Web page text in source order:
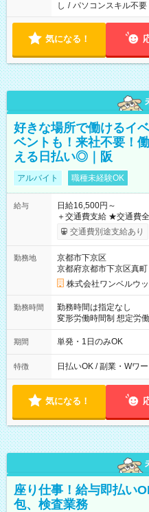
し / パソコンスキル不要
気になる！
好きな場所で働けるイ
ベントも！来社不要！
える日払い◎｜阪
アルバイト 職種未経験OK
給与
日給16,500円～
＋交通費支給 ★交通費全額支給！ ★日払いOK！（規定あり） ┗
働いたその日に現金
交通費別途支給あり
勤務地
京都市下京区
京都府京都市下京区真町
株式会社ワンベルウ
勤務時間
勤務時間は指定なし
変形労働時間制 想定労働時間160時
00～20：00
期間 単発・1日のみOK
特徴 日払いOK / 副業・Wワ
気になる！
座り仕事！給与即払い
包、検査業務